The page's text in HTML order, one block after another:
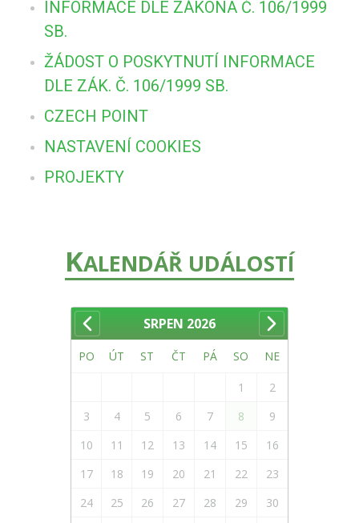
INFORMACE DLE ZÁKONA Č. 106/1999
SB.
ŽÁDOST O POSKYTNUTÍ INFORMACE
DLE ZÁK. Č. 106/1999 SB.
CZECH POINT
NASTAVENÍ COOKIES
PROJEKTY
KALENDÁŘ UDÁLOSTÍ
SRPEN 2026
PO ÚT ST ČT PÁ SO NE
1
2
3
4 5 6 7 8
9
10
11 12 13 14 15
16
17
18 19 20 21 22
23
24
25 26 27 28 29
30